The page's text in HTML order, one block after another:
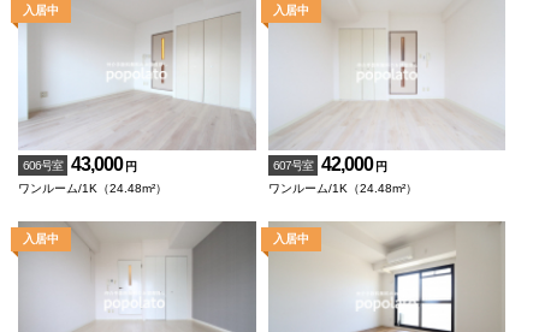
606号室 43,000 円
ワンルーム/1K（24.48m²）
607号室 42,000 円
ワンルーム/1K（24.48m²）